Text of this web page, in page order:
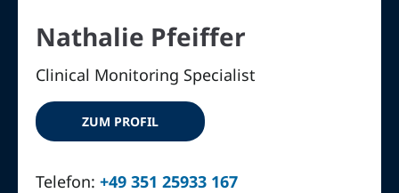
Nathalie Pfeiffer
Clinical Monitoring Specialist
ZUM PROFIL
Telefon:+49 351 25933 167